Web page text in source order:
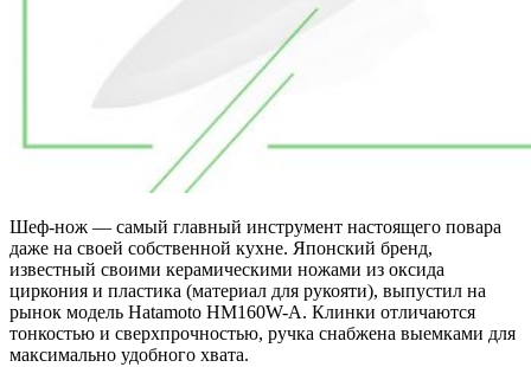
Шеф-нож — самый главный инструмент настоящего повара
даже на своей собственной кухне. Японский бренд,
известный своими керамическими ножами из оксида
циркония и пластика (материал для рукояти), выпустил на
рынок модель Hatamoto HM160W-A. Клинки отличаются
тонкостью и сверхпрочностью, ручка снабжена выемками для
максимально удобного хвата.